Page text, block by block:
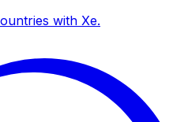
with Xe.